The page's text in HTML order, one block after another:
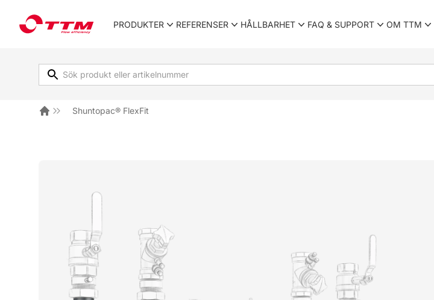
TTM EnergiprodukterPRODUKTER REFERENSER HÅLLBARHET FAQ & SUPPORT OM TTM
Shuntopac® FlexFit